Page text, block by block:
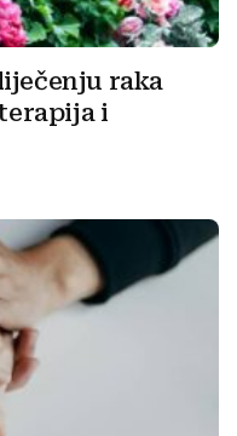
raka
i